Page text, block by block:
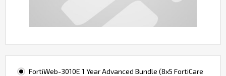
FortiWeb-3010E 1 Year Advanced Bundle (8x5 FortiCare